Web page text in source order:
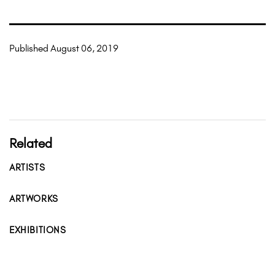
Published August 06, 2019
Related
ARTISTS
ARTWORKS
EXHIBITIONS